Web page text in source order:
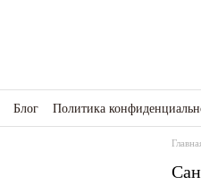
Блог
Политика